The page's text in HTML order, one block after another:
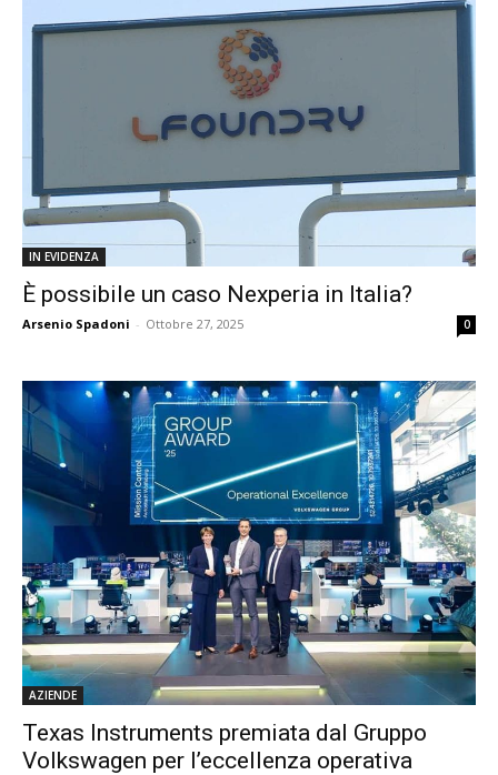
IN EVIDENZA
È possibile un caso Nexperia in Italia?
Arsenio Spadoni - Ottobre 27, 2025 0
AZIENDE
Texas Instruments premiata dal Gruppo
Volkswagen per l’eccellenza operativa